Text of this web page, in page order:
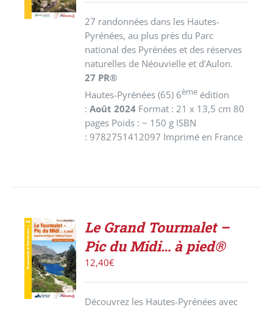
DÉTAILS
27 randonnées dans les Hautes-
Pyrénées, au plus près du Parc
national des Pyrénées et des réserves
naturelles de Néouvielle et d'Aulon.
27 PR®
Hautes-Pyrénées (65) 6ème édition
: Août 2024 Format : 21 x 13,5 cm 80
pages Poids : ~ 150 g ISBN
: 9782751412097 Imprimé en France
ACHETER
LE
PRODUIT
/
DÉTAILS
Le Grand Tourmalet –
Pic du Midi… à pied®
12,40€
Découvrez les Hautes-Pyrénées avec